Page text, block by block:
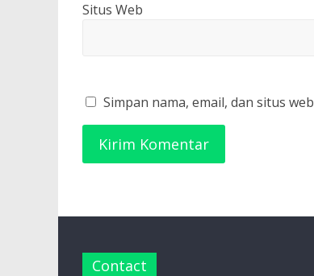
Situs Web
Simpan nama, email, dan situs
Contact